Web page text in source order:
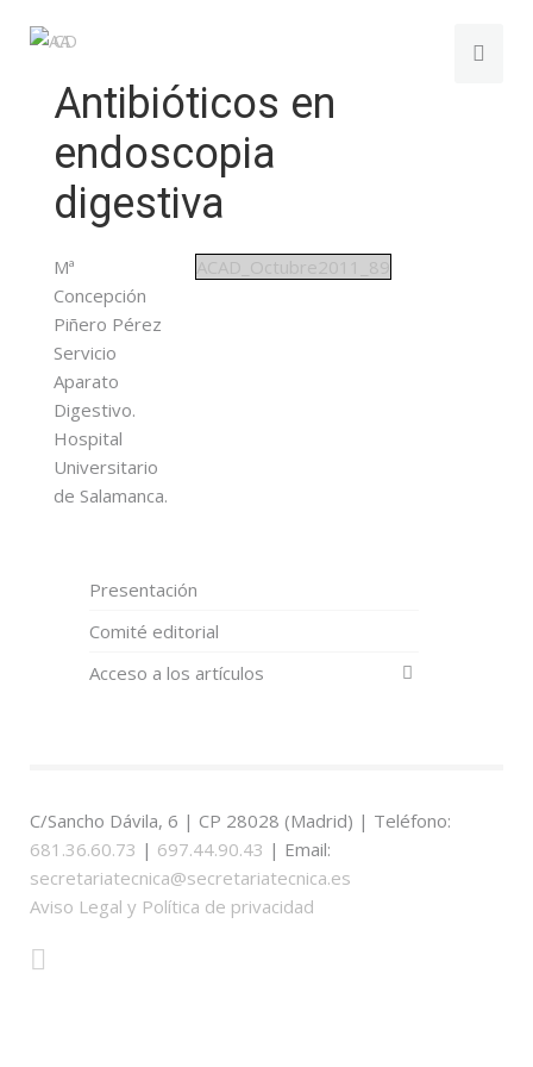
Antibióticos en
endoscopia
digestiva
Mª
Concepción
Piñero Pérez
Servicio
Aparato
Digestivo.
Hospital
Universitario
de Salamanca.
ACAD_Octubre2011_89
Presentación
Comité editorial
Acceso a los artículos
C/Sancho Dávila, 6 | CP 28028 (Madrid) | Teléfono:
681.36.60.73 | 697.44.90.43 | Email:
secretariatecnica@secretariatecnica.es
Aviso Legal y Política de privacidad